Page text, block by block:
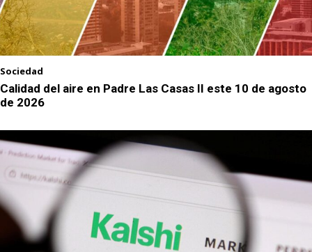
Sociedad
Calidad del aire en Padre Las Casas II este 10 de agosto
de 2026